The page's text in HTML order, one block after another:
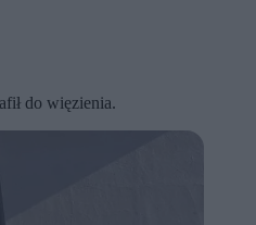
do więzienia.